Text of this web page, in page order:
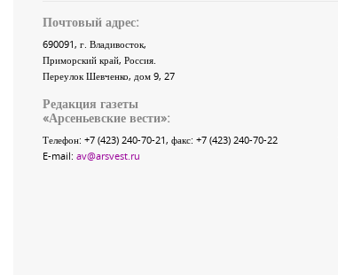
Почтовый адрес:
690091, г. Владивосток,
Приморский край, Россия.
Переулок Шевченко, дом 9, 27
Редакция газеты
«Арсеньевские вести»:
Телефон: +7 (423) 240-70-21, факс: +7 (423) 240-70-22
E-mail: av@arsvest.ru